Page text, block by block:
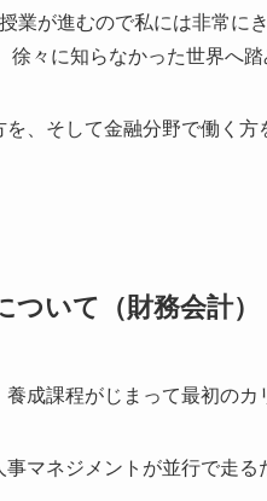
業が進むので私には非常に
々に知らなかった世界へ踏
、そして金融分野で働く
いて（財務会計）
成課程がじまって最初のカ
マネジメントが並行で走